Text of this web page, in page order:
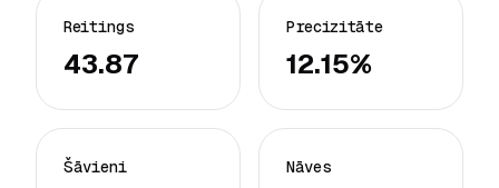
Reitings
43.87
Precizitāte
12.15%
Šāvieni Nāves